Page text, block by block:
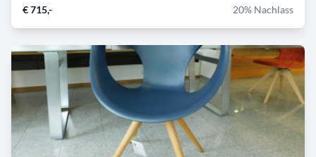
€ 715,- 20% Nachlass